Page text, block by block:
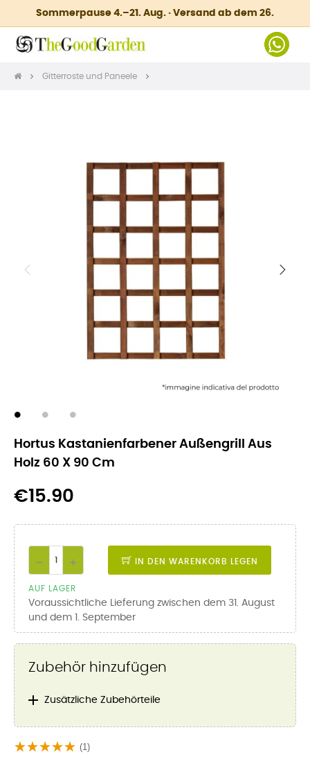
Sommerpause 4.–21. Aug. · Versand ab dem 26.
Gitterroste und Paneele
Hortus Kastanienfarbener Außengrill Aus
Holz 60 X 90 Cm
€15.90
IN DEN WARENKORB LEGEN
AUF LAGER
Voraussichtliche Lieferung zwischen dem 31. August
und dem 1. September
Zubehör hinzufügen
 Zusätzliche Zubehörteile
(1)